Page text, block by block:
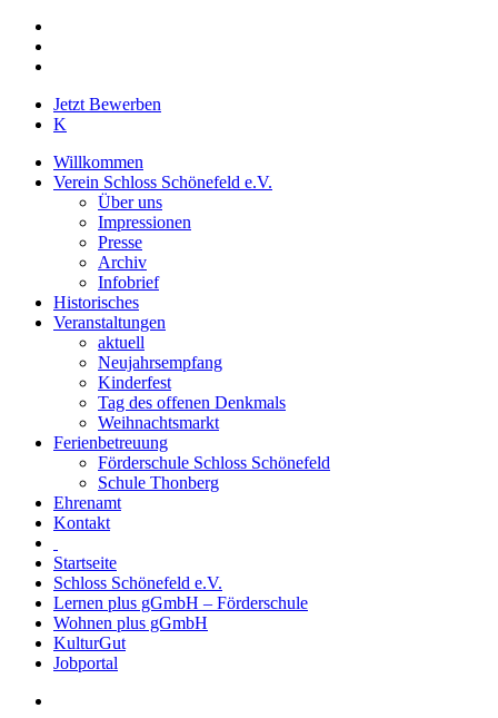
Close
Menu
Jetzt Bewerben
K
Willkommen
Verein Schloss Schönefeld e.V.
Über uns
Impressionen
Presse
Archiv
Infobrief
Historisches
Veranstaltungen
aktuell
Neujahrsempfang
Kinderfest
Tag des offenen Denkmals
Weihnachtsmarkt
Ferienbetreuung
Förderschule Schloss Schönefeld
Schule Thonberg
Ehrenamt
Kontakt
Startseite
Schloss Schönefeld e.V.
Lernen plus gGmbH – Förderschule
Wohnen plus gGmbH
KulturGut
Jobportal